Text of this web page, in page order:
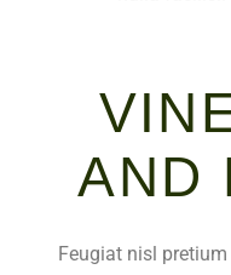
AND
Feugiat nisl